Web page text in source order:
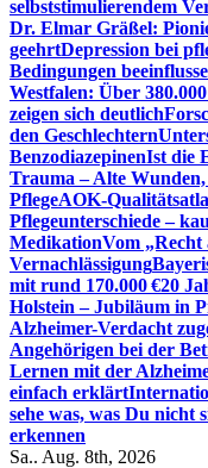
selbststimulierendem
Dr. Elmar Gräßel:
geehrtDepression bei
Bedingungen
Westfalen: Über
zeigen sich deutlich
den Geschlechtern
BenzodiazepinenIst die
Trauma – Alte
PflegeAOK-
Pflegeunterschiede –
MedikationVom
Vernachlässigung
mit rund 170.000 €20
Holstein – Jubiläum in
Alzheimer-Verdacht
Angehörigen bei der
Lernen mit der
einfach erklärt
sehe was, was Du nicht
erkennen
Sa.. Aug. 8th, 2026